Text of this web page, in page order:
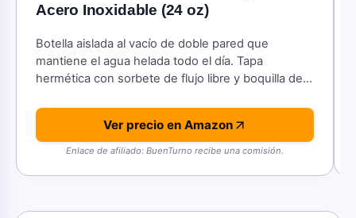
Acero Inoxidable (24 oz)
Botella aislada al vacío de doble pared que
mantiene el agua helada todo el día. Tapa
hermética con sorbete de flujo libre y boquilla de
Ver precio en Amazon
Enlace de afiliado: BuenTurno recibe una comisión.